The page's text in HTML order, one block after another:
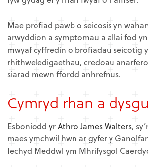
Mae profiad pawb o seicosis yn
arwyddion a symptomau a allai fod
mwyaf cyffredin o brofiadau seicotig
rhithweledigaethau, credoau
siarad mewn ffordd anhrefnus.
Cymryd rhan a
Esboniodd yr Athro James Walters,
maes ymchwil hwn ar gyfer y
Iechyd Meddwl ym Mhrifysgol